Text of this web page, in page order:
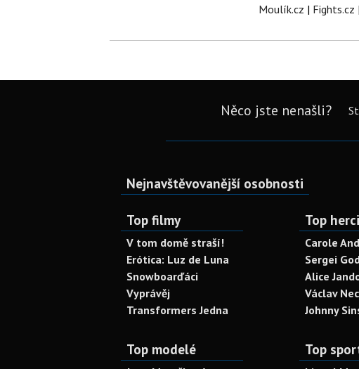
Moulík.cz | Fights.cz |
Něco jste nenašli?
Nejnavštěvovanější osobnosti
Top filmy
V tom domě straší!
Erótica: Luz de Luna
Snowboarďáci
Vyprávěj
Transformers Jedna
Top herci
Carole
Sergei
Alice
Václav
Johnny
Top modelé Top